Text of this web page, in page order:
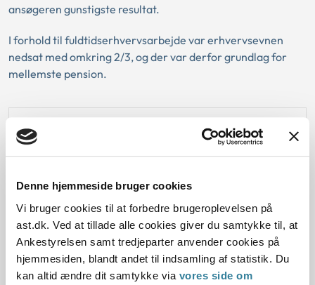
Denne hjemmeside bruger cookies
Vi bruger cookies til at forbedre brugeroplevelsen på
ast.dk. Ved at tillade alle cookies giver du samtykke til, at
Ankestyrelsen samt tredjeparter anvender cookies på
hjemmesiden, blandt andet til indsamling af statistik. Du
kan altid ændre dit samtykke via vores side om
ansøgeren gunstigste resultat.
I forhold til fuldtidserhvervsarbejde var erhvervsevnen
nedsat med omkring 2/3, og der var derfor grundlag for
mellemste pension.
Kassation:
Sagsfremstilling:
Afgørelse: